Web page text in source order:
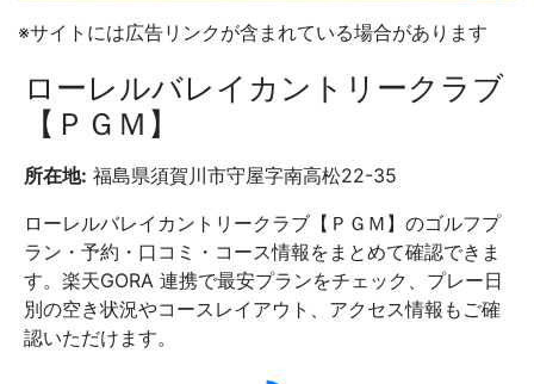
※サイトには広告リンクが含まれている場合があります
ローレルバレイカントリークラブ
【ＰＧＭ】
所在地: 福島県須賀川市守屋字南高松22-35
ローレルバレイカントリークラブ【ＰＧＭ】のゴルフプ
ラン・予約・口コミ・コース情報をまとめて確認できま
す。楽天GORA 連携で最安プランをチェック、プレー日
別の空き状況やコースレイアウト、アクセス情報もご確
認いただけます。